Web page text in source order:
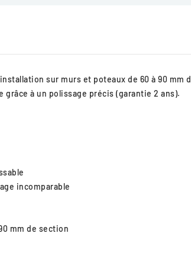
sur murs et poteaux de 60 à 90
à un polissage précis (garantie 2 ans).
incomparable
mm de section